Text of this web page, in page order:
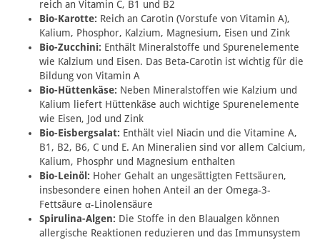
reich an Vitamin C, B1 und B2
Bio-Karotte: Reich an Carotin (Vorstufe von Vitamin A),
Kalium, Phosphor, Kalzium, Magnesium, Eisen und Zink
Bio-Zucchini: Enthält Mineralstoffe und Spurenelemente
wie Kalzium und Eisen. Das Beta-Carotin ist wichtig für die
Bildung von Vitamin A
Bio-Hüttenkäse: Neben Mineralstoffen wie Kalzium und
Kalium liefert Hüttenkäse auch wichtige Spurenelemente
wie Eisen, Jod und Zink
Bio-Eisbergsalat: Enthält viel Niacin und die Vitamine A,
B1, B2, B6, C und E. An Mineralien sind vor allem Calcium,
Kalium, Phosphr und Magnesium enthalten
Bio-Leinöl: Hoher Gehalt an ungesättigten Fettsäuren,
insbesondere einen hohen Anteil an der Omega-3-
Fettsäure α-Linolensäure
Spirulina-Algen: Die Stoffe in den Blaualgen können
allergische Reaktionen reduzieren und das Immunsystem